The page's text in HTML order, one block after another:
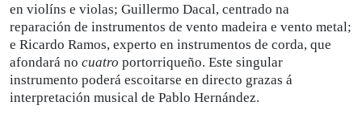
en violíns e violas; Guillermo Dacal, centrado na
reparación de instrumentos de vento madeira e vento metal;
e Ricardo Ramos, experto en instrumentos de corda, que
afondará no cuatro portorriqueño. Este singular
instrumento poderá escoitarse en directo grazas á
interpretación musical de Pablo Hernández.